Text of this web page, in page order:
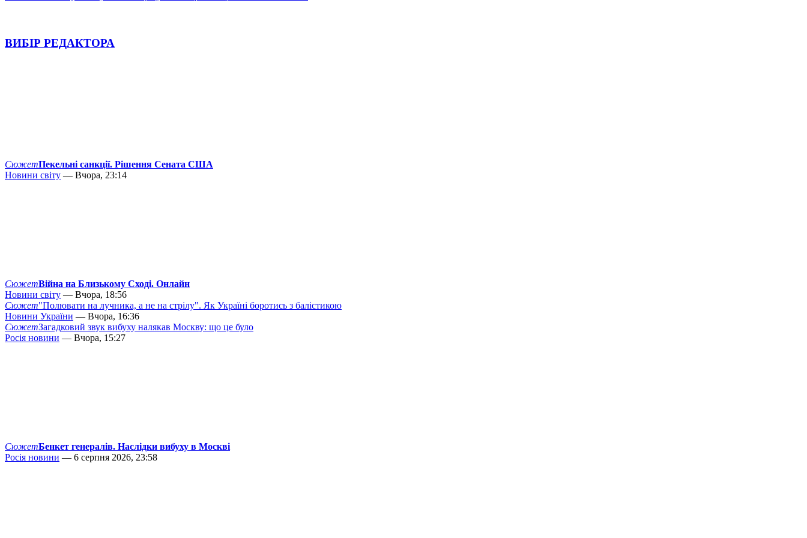
ВИБІР РЕДАКТОРА
СюжетПекельні санкції. Рішення Сената США
Новини світу — Вчора, 23:14
СюжетВійна на Близькому Сході. Онлайн
Новини світу — Вчора, 18:56
Сюжет"Полювати на лучника, а не на стрілу". Як Україні боротись з балістикою
Новини України — Вчора, 16:36
СюжетЗагадковий звук вибуху налякав Москву: що це було
Росія новини — Вчора, 15:27
СюжетБенкет генералів. Наслідки вибуху в Москві
Росія новини — 6 серпня 2026, 23:58